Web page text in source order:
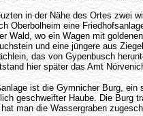
in der Nähe des Ortes zwei
Oberbolheim eine
Wald, wo ein Wagen mit
und eine jüngere aus
das von Gypenbusch
hier später das Amt
ist die Gymnicher Burg,
geschweifter Haube. Die Burg
man die Wassergraben